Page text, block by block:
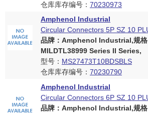
仓库库存编号： 70230973
Amphenol Industrial
Circular Connectors 5P SZ 10
品牌：Amphenol Industrial,规
MILDTL38999 Series II Series,
型号： MS27473T10BDSBLS
仓库库存编号： 70230790
Amphenol Industrial
Circular Connectors 6P SZ 10
品牌：Amphenol Industrial,规